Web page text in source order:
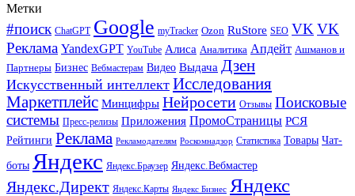
Метки
#поиск ChatGPT Google myTracker Ozon RuStore SEO VK VK
Реклама YandexGPT YouTube Алиса Аналитика Апдейт Ашманов и
Партнеры Бизнес Вебмастерам Видео Выдача Дзен
Искусственный интеллект Исследования
Маркетплейс Минцифры Нейросети Отзывы Поисковые
системы Пресс-релизы Приложения ПромоСтраницы РСЯ
Рейтинги Реклама Рекламодателям Роскомнадзор Статистика Товары Чат-
боты Яндекс Яндекс.Браузер Яндекс.Вебмастер
Яндекс.Директ Яндекс.Карты Яндекс Бизнес Яндекс